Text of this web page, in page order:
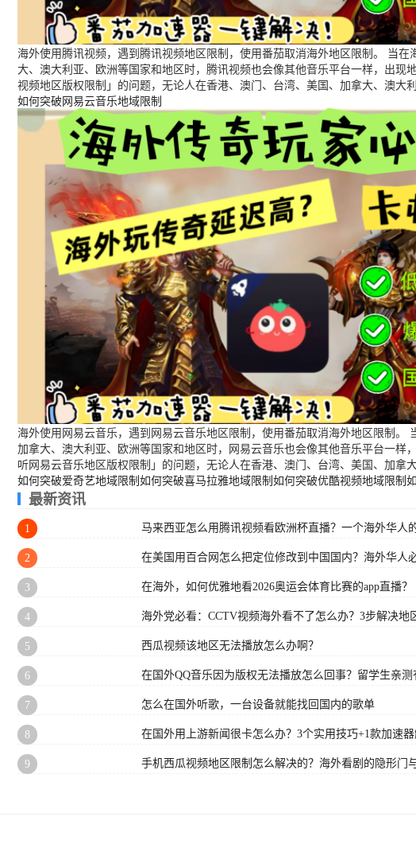
海外使用腾讯视频，遇到腾讯视频地区限制，使用番茄取消海外地区限制。 当
大、澳大利亚、欧洲等国家和地区时，腾讯视频也会像其他音乐平台一样，出
视频地区版权限制」的问题，无论人在香港、澳门、台湾、美国、加拿大、澳大
如何突破网易云音乐地域限制
海外使用网易云音乐，遇到网易云音乐地区限制，使用番茄取消海外地区限制。
加拿大、澳大利亚、欧洲等国家和地区时，网易云音乐也会像其他音乐平台一
听网易云音乐地区版权限制」的问题，无论人在香港、澳门、台湾、美国、加拿
如何突破爱奇艺地域限制 如何突破喜马拉雅地域限制 如何突破优酷视频地域限制
最新资讯
1 马来西亚怎么用腾讯视频看欧洲杯直播？一个海外华人
2 在美国用百合网怎么把定位修改到中国国内？海外华人
3 在海外，如何优雅地看2026奥运会体育比赛的app直播？
4 海外党必看：CCTV视频海外看不了怎么办？3步解决地
5 西瓜视频该地区无法播放怎么办啊？
6 在国外QQ音乐因为版权无法播放怎么回事？留学生亲
7 怎么在国外听歌，一台设备就能找回国内的歌单
8 在国外用上游新闻很卡怎么办？3个实用技巧+1款加速
9 手机西瓜视频地区限制怎么解决的？海外看剧的隐形门